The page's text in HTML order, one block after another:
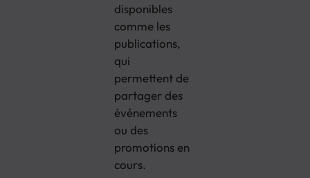
disponibles
comme les
publications,
qui
permettent de
partager des
événements
ou des
promotions en
cours.